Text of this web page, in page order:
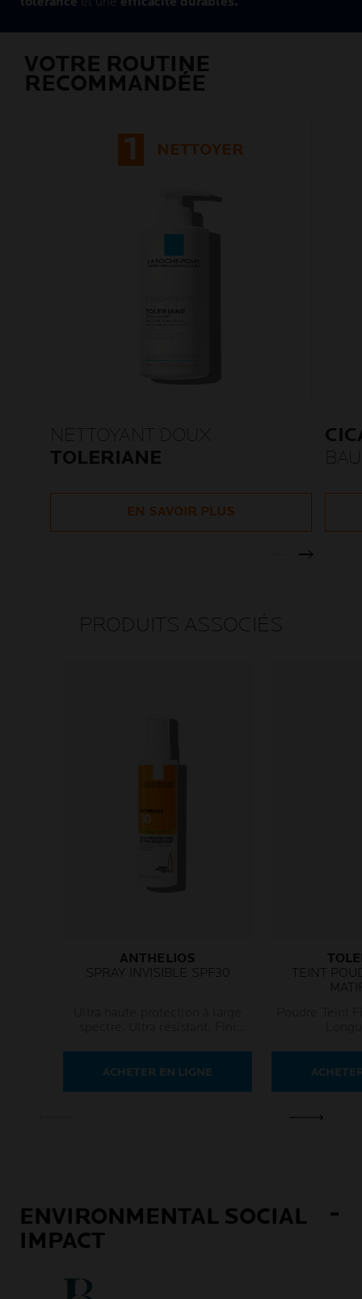
VOTRE ROUTINE
RECOMMANDÉE
1 NETTOYER
NETTOYANT DOUX
TOLERIANE
EN SAVOIR PLUS
PRODUITS ASSOCIÉS
ANTHELIOS
SPRAY INVISIBLE SPF30
ACHETER EN LIGNE
TEINT
ENVIRONMENTAL SOCIAL
IMPACT